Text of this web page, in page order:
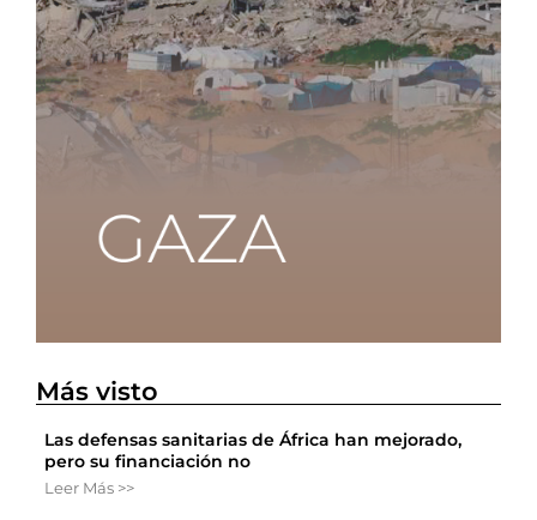
Más visto
Las defensas sanitarias de África han mejorado,
pero su financiación no
Leer Más >>